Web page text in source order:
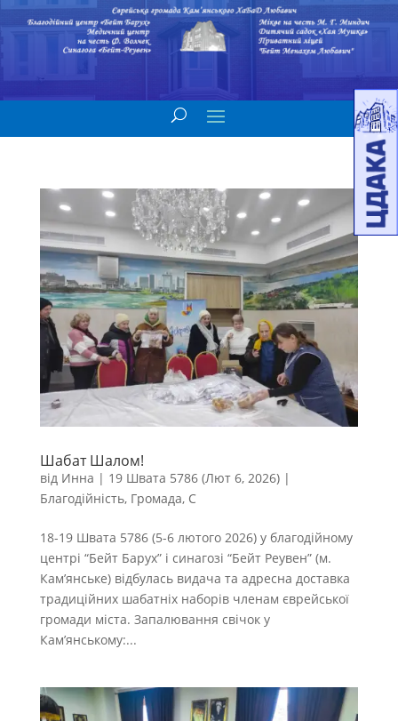
Шабат Шалом!
від Инна | 19 Швата 5786 (Лют 6, 2026)|
Благодійність, Громада, С
18-19 Швата 5786 (5-6 лютого 2026) у благодійному
центрі “Бейт Барух” і синагозі “Бейт Реувен” (м.
Кам’янське) відбулась видача та адресна доставка
традиційних шабатніх наборів членам єврейської
громади міста. Запалювання свічок у
Кам’янському:...